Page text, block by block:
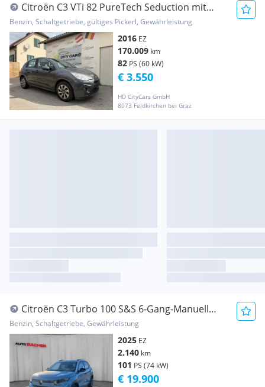
Citroën C3 VTi 82 PureTech Seduction mit
Fulldrive
Benzin, Schaltgetriebe, gültiges Pickerl, Gewährleistung
2016 EZ
170.009 km
82 PS (60 kW)
HD CityCars GmbH
8073 Feldkirchen bei Graz
€ 3.550
Citroën C3 Turbo 100 S&S 6-Gang-Manuell
Max
Benzin, Schaltgetriebe, Gewährleistung
2025 EZ
2.140 km
101 PS (74 kW)
€ 19.900